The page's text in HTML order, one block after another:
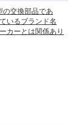
の交換部品であ
いるブランド名
カーとは関係あり